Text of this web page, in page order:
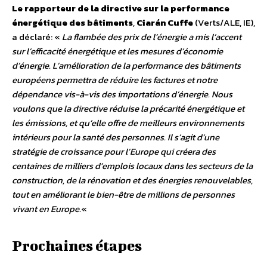
Le rapporteur de la directive sur la performance
énergétique des bâtiments,Ciarán Cuffe(Verts/ALE, IE),
a déclaré: « La flambée des prix de l’énergie a mis l’accent
sur l’efficacité énergétique et les mesures d’économie
d’énergie. L’amélioration de la performance des bâtiments
européens permettra de réduire les factures et notre
dépendance vis-à-vis des importations d’énergie. Nous
voulons que la directive réduise la précarité énergétique et
les émissions, et qu’elle offre de meilleurs environnements
intérieurs pour la santé des personnes. Il s’agit d’une
stratégie de croissance pour l’Europe qui créera des
centaines de milliers d’emplois locaux dans les secteurs de la
construction, de la rénovation et des énergies renouvelables,
tout en améliorant le bien-être de millions de personnes
vivant en Europe.«
Prochaines étapes